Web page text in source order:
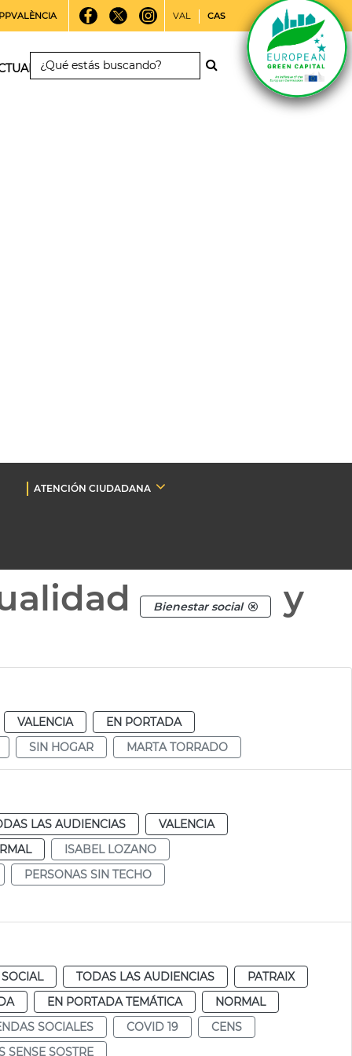
VAL CAS
ATENCIÓN CIUDADANA
Bienestar social y
VALENCIA
EN PORTADA
SIN HOGAR
MARTA TORRADO
LAS AUDIENCIAS
VALENCIA
ISABEL LOZANO
PERSONAS SIN TECHO
TODAS LAS AUDIENCIAS
PATRAIX
EN PORTADA TEMÁTICA
NORMAL
SOCIALES
COVID 19
CENS
SENSE SOSTRE